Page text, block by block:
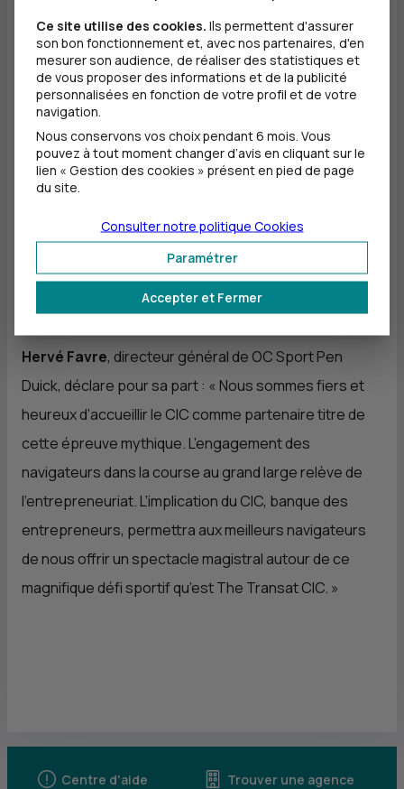
côtés des plus grands navigateurs du moment.»
Nous nous félicitons de ce partenariat qui unit la
première banque de dépôts française à la plus
ancienne course transatlantique en solitaire. En
donnant son nom à cette épreuve prestigieuse, au
moment où celle-ci part pour la première fois de
CIC, banque des territoires au service de
l’économie locale, confirme son intérêt pour le sport
et pour l’ensemble de la filière nautique», a déclaré
Daniel Baal, directeur général duCIC.
Hervé Favre, directeur général de OC Sport Pen
Duick, déclare pour sa part : « Nous sommes fiers et
heureux d’accueillir le CIC comme partenaire titre de
cette épreuve mythique. L’engagement des
navigateurs dans la course au grand large relève de
l’entrepreneuriat. L’implication du CIC, banque des
entrepreneurs, permettra aux meilleurs navigateurs
de nous offrir un spectacle magistral autour de ce
magnifique défi sportif qu’est The TransatCIC. »
Centre d'aide Trouver une agence
Ce site utilise des cookies. Ils permettent d'assurer
son bon fonctionnement et, avec nos partenaires, d'en
mesurer son audience, de réaliser des statistiques et
de vous proposer des informations et de la publicité
personnalisées en fonction de votre profil et de votre
navigation.
Nous conservons vos choix pendant 6 mois. Vous
pouvez à tout moment changer d’avis en cliquant sur le
lien « Gestion des cookies » présent en pied de page
du site.
Accepter et Fermer
Paramétrer
Consulter notre politique Cookies